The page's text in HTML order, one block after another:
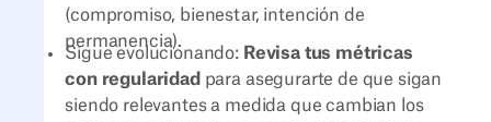
(compromiso, bienestar, intención de
permanencia).
Sigue evolucionando: Revisa tus métricas
con regularidad para asegurarte de que sigan
siendo relevantes a medida que cambian los